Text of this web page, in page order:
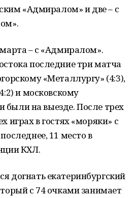
«Адмиралом» и две – с
– с «Адмиралом».
последние три матча
«Металлургу» (4:3),
и московскому
были на выезде. После трех
играх в гостях «моряки» с
11 место в
КХЛ.
догнать екатеринбургский
с 74 очками занимает